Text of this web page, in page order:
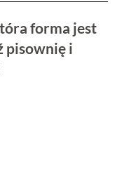
forma jest
pisownię i